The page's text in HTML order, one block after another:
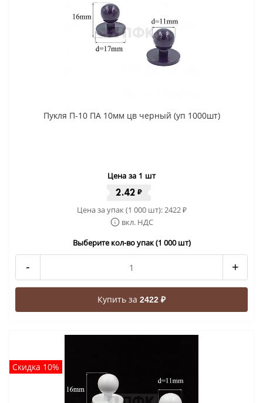
Пукля П-10 ПА 10мм цв черный (уп 1000шт)
Цена за 1 шт
2.42 ₽
Цена за упак (1 000 шт):2422₽
вкл. НДС
Выберите кол-во упак (1 000 шт)
- +
Купить за 2422 ₽
Скидка 10%